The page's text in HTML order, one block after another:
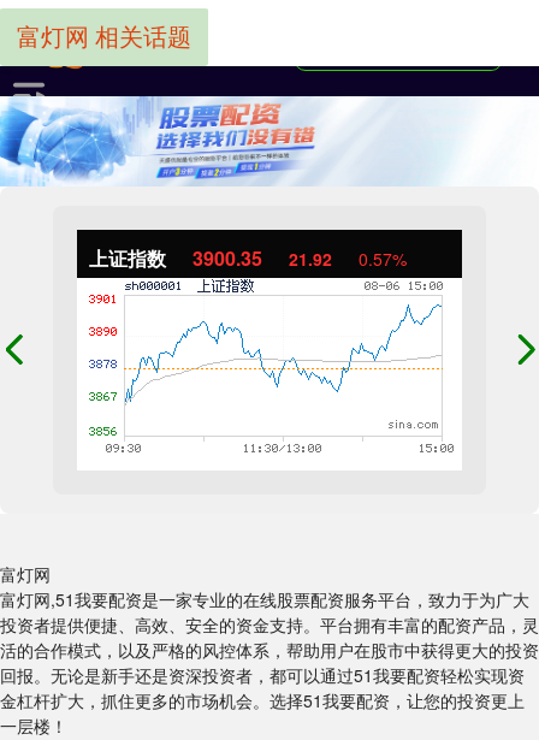
上证指数 3900.35 21.92 0.57%
富灯网
富灯网,51我要配资是一家专业的在线股票配资服务平台，致力于为广大
投资者提供便捷、高效、安全的资金支持。平台拥有丰富的配资产品，灵
活的合作模式，以及严格的风控体系，帮助用户在股市中获得更大的投资
回报。无论是新手还是资深投资者，都可以通过51我要配资轻松实现资
金杠杆扩大，抓住更多的市场机会。选择51我要配资，让您的投资更上
一层楼！
富灯网 相关话题